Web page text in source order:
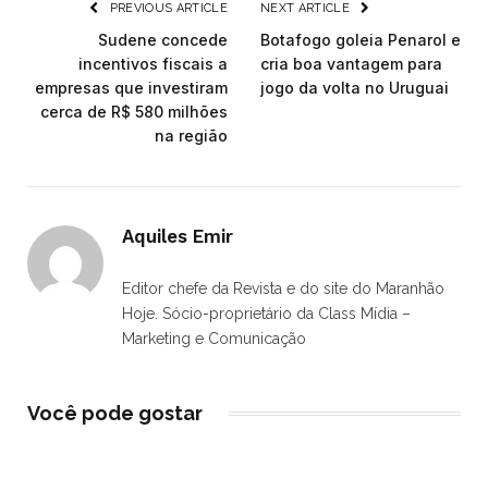
PREVIOUS ARTICLE
Sudene concede
incentivos fiscais a
empresas que investiram
cerca de R$ 580 milhões
na região
NEXT ARTICLE
Botafogo goleia Penarol e
cria boa vantagem para
jogo da volta no Uruguai
Aquiles Emir
Editor chefe da Revista e do site do Maranhão
Hoje. Sócio-proprietário da Class Mídia –
Marketing e Comunicação
Você pode gostar